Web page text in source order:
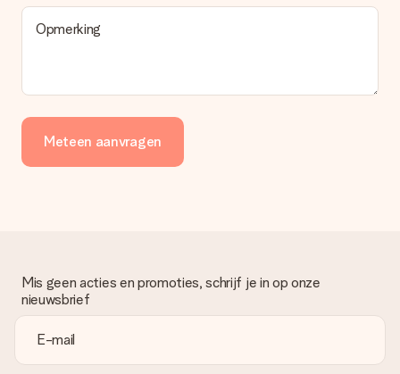
Wordt de factuur met de bestelling meegestuurd?
gerust het cadeau gelijk bij de ontvanger laten afleveren, zo is
het echt een verrassing!
Opmerking
Meteen aanvragen
Mis geen acties en promoties, schrijf je in op onze
nieuwsbrief